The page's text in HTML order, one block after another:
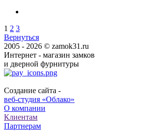
1 2 3
Вернуться
2005 - 2026 © zamok31.ru
Интернет - магазин замков
и дверной фурнитуры
Создание сайта -
веб-студия «Облако»
О компании
Клиентам
Партнерам